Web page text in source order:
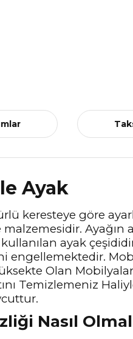
Ayak
keresteye göre
ayak
engellemektedir.
Olan
Temizlemeniz
Nasıl